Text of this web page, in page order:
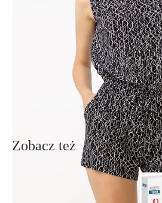
Ten produkt nie ma pytań Możesz zadać
Zobacz też